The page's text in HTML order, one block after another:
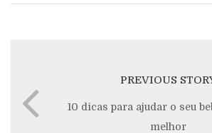
PREVIOUS
10 dicas para ajudar o seu
melhor